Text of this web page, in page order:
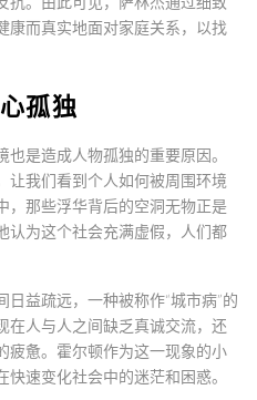
康而真实地面对家庭关系，以找
孤独
是造成人物孤独的重要原因。
让我们看到个人如何被周围环境
，那些浮华背后的空洞无物正是
认为这个社会充满虚假，人们都
益疏远，一种被称作“城市病”的
在人与人之间缺乏真诚交流，还
疲惫。霍尔顿作为这一现象的小
速变化社会中的迷茫和困惑。